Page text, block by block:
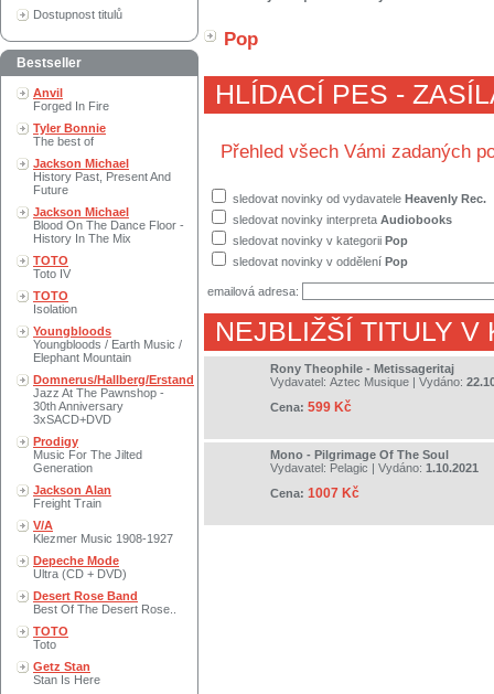
Dostupnost titulů
Bestseller
Anvil
Forged In Fire
Tyler Bonnie
The best of
Jackson Michael
History Past, Present And
Future
Jackson Michael
Blood On The Dance Floor -
History In The Mix
TOTO
Toto IV
TOTO
Isolation
Youngbloods
Youngbloods / Earth Music /
Elephant Mountain
Domnerus/Hallberg/Erstand
Jazz At The Pawnshop -
30th Anniversary
3xSACD+DVD
Prodigy
Music For The Jilted
Generation
Jackson Alan
Freight Train
V/A
Klezmer Music 1908-1927
Depeche Mode
Ultra (CD + DVD)
Desert Rose Band
Best Of The Desert Rose..
TOTO
Toto
Getz Stan
Stan Is Here
Pop
HLÍDACÍ PES -
Přehled všech Vámi zadaných
sledovat novinky od vydavatele Heavenly Rec.
sledovat novinky interpreta Audiobooks
sledovat novinky v kategorii Pop
sledovat novinky v oddělení Pop
emailová adresa:
NEJBLIŽŠÍ TITULY V
Rony Theophile - Metissageritaj
Vydavatel: Aztec Musique | Vydáno:
Cena: 599 Kč
Mono - Pilgrimage Of The Soul
Vydavatel: Pelagic | Vydáno: 1.10.2021
Cena: 1007 Kč